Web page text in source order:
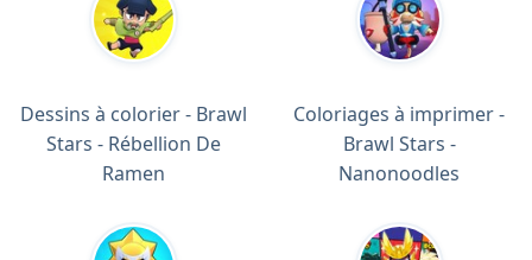
Dessins à colorier - Brawl
Stars - Rébellion De
Ramen
Coloriages à imprimer -
Brawl Stars -
Nanonoodles